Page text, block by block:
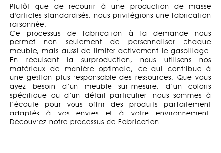
Plutôt que de recourir à une production de masse
d'articles standardisés, nous privilégions une fabrication
raisonnée.
Ce processus de fabrication à la demande nous
permet non seulement de personnaliser chaque
meuble, mais aussi de limiter activement le gaspillage.
En réduisant la surproduction, nous utilisons nos
matériaux de manière optimale, ce qui contribue à
une gestion plus responsable des ressources. Que vous
ayez besoin d’un meuble sur-mesure, d’un coloris
spécifique ou d’un détail particulier, nous sommes à
l’écoute pour vous offrir des produits parfaitement
adaptés à vos envies et à votre environnement.
Découvrez notre processus de Fabrication.